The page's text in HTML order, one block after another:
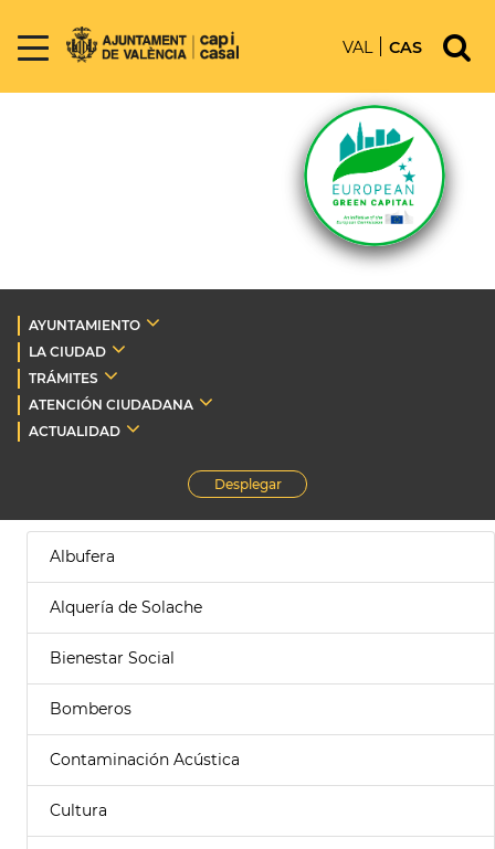
VAL CAS
AYUNTAMIENTO
LA CIUDAD
TRÁMITES
ATENCIÓN CIUDADANA
ACTUALIDAD
Desplegar
Albufera
Alquería de Solache
Bienestar Social
Bomberos
Contaminación Acústica
Cultura